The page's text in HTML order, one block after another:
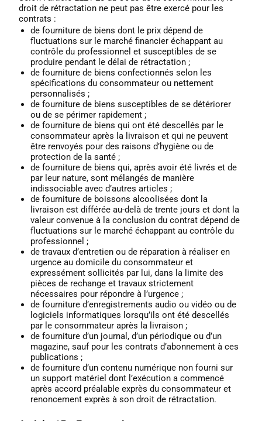
droit de rétractation ne peut pas être exercé pour les
contrats :
de fourniture de biens dont le prix dépend de
fluctuations sur le marché financier échappant au
contrôle du professionnel et susceptibles de se
produire pendant le délai de rétractation ;
de fourniture de biens confectionnés selon les
spécifications du consommateur ou nettement
personnalisés ;
de fourniture de biens susceptibles de se détériorer
ou de se périmer rapidement ;
de fourniture de biens qui ont été descellés par le
consommateur après la livraison et qui ne peuvent
être renvoyés pour des raisons d’hygiène ou de
protection de la santé ;
de fourniture de biens qui, après avoir été livrés et de
par leur nature, sont mélangés de manière
indissociable avec d’autres articles ;
de fourniture de boissons alcoolisées dont la
livraison est différée au-delà de trente jours et dont la
valeur convenue à la conclusion du contrat dépend de
fluctuations sur le marché échappant au contrôle du
professionnel ;
de travaux d’entretien ou de réparation à réaliser en
urgence au domicile du consommateur et
expressément sollicités par lui, dans la limite des
pièces de rechange et travaux strictement
nécessaires pour répondre à l’urgence ;
de fourniture d’enregistrements audio ou vidéo ou de
logiciels informatiques lorsqu’ils ont été descellés
par le consommateur après la livraison ;
de fourniture d’un journal, d’un périodique ou d’un
magazine, sauf pour les contrats d’abonnement à ces
publications ;
de fourniture d’un contenu numérique non fourni sur
un support matériel dont l’exécution a commencé
après accord préalable exprès du consommateur et
renoncement exprès à son droit de rétractation.